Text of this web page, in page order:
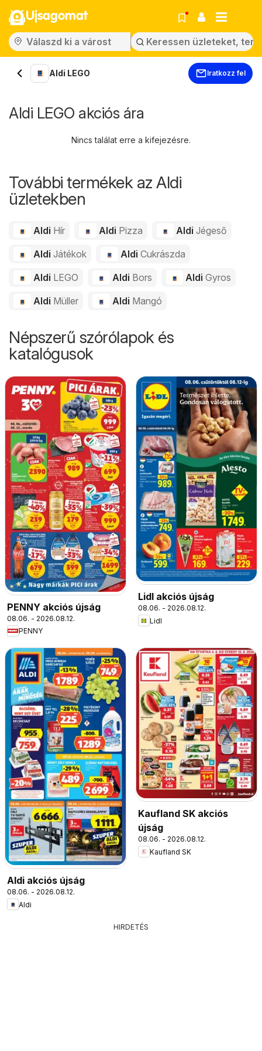
Ujsagomat
Aldi LEGO Iratkozz fel
Aldi LEGO akciós ára
Nincs találat erre a kifejezésre.
További termékek az Aldi
üzletekben
Aldi Hír Aldi Pizza AldiJégeső
Aldi Játékok Aldi Cukrászda
Aldi LEGO Aldi Bors AldiGyros
Aldi Müller Aldi Mangó
Népszerű szórólapok és
katalógusok
PENNY akciós újság
08.06. - 2026.08.12.
PENNY
Lidl akciós újság
08.06. - 2026.08.12.
Lidl
Aldi akciós újság
08.06. - 2026.08.12.
Aldi
Kaufland SK akciós
újság
08.06. - 2026.08.12.
Kaufland SK
HIRDETÉS